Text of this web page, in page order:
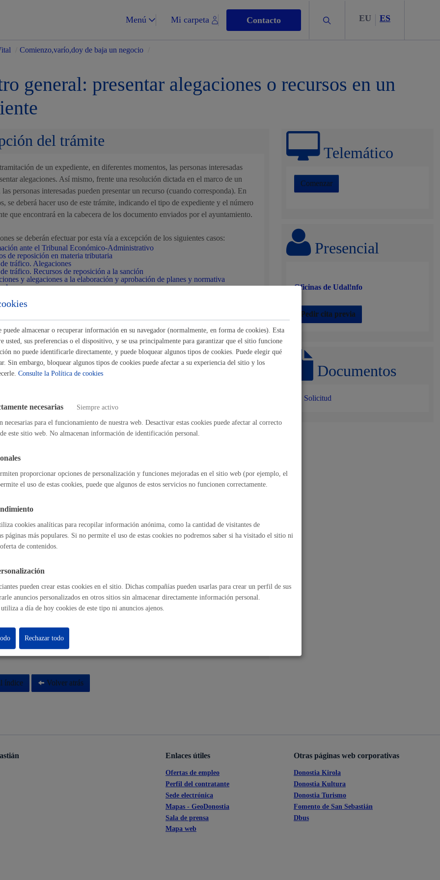
Menú Mi carpeta Contacto Buscar EU ES
Vivienda y urbanismo
Espacio público, residuos y medioambiente
Desarrollo económico y empleo
Cultura
Turismo
cultural
Comienzo,varío,doy de baja un negocio
general: presentar alegaciones o recursos en un
Telemático
Comenzar
Presencial
Oficinas de Udal!nfo
Pedir cita previa
Documentos
Solicitud
del trámite
de un expediente, en diferentes momentos, las personas interesadas
alegaciones. Así mismo, frente una resolución dictada en el marco de un
personas interesadas pueden presentar un recurso (cuando corresponda). En
se deberá hacer uso de este trámite, indicando el tipo de expediente y el número
que encontrará en la cabecera de los documento enviados por el ayuntamiento.
se deberán efectuar por esta vía a excepción de los siguientes casos:
ante el Tribunal Económico-Administrativo
de reposición en materia tributaria
tráfico. Alegaciones
tráfico. Recursos de reposición a la sanción
y alegaciones a la elaboración y aprobación de planes y normativa
puede solicitar
interesada o quien tenga autorización para representarla.
a otra persona para que realice este trámite en tu nombre rellenando esta
otorgar una representación más duradera puedes hacerlo en el
.
lo pueden solicitar
de la tramitación
Dirección de Presidencia
de datos
de datos
índice Volver atrás
Enlaces útiles
Ofertas de empleo
Perfil del contratante
Sede electrónica
Mapas - GeoDonostia
Sala de prensa
Mapa web
Otras páginas web corporativas
Donostia Kirola
Donostia Kultura
Donostia Turismo
Fomento de San Sebastián
Dbus
almacenar o recuperar información en su navegador (normalmente, en forma de cookies). Esta
usted, sus preferencias o el dispositivo, y se usa principalmente para garantizar que el sitio funcione
no puede identificarle directamente, y puede bloquear algunos tipos de cookies. Puede elegir qué
Sin embargo, bloquear algunos tipos de cookies puede afectar a su experiencia del sitio y los
Consulte la Política de cookies
necesarias Siempre activo
necesarias para el funcionamiento de nuestra web. Desactivar estas cookies puede afectar al correcto
este sitio web. No almacenan información de identificación personal.
proporcionar opciones de personalización y funciones mejoradas en el sitio web (por ejemplo, el
el uso de estas cookies, puede que algunos de estos servicios no funcionen correctamente.
cookies analíticas para recopilar información anónima, como la cantidad de visitantes de
páginas más populares. Si no permite el uso de estas cookies no podremos saber si ha visitado el sitio ni
de contenidos.
pueden crear estas cookies en el sitio. Dichas compañías pueden usarlas para crear un perfil de sus
anuncios personalizados en otros sitios sin almacenar directamente información personal.
a día de hoy cookies de este tipo ni anuncios ajenos.
Rechazar todo